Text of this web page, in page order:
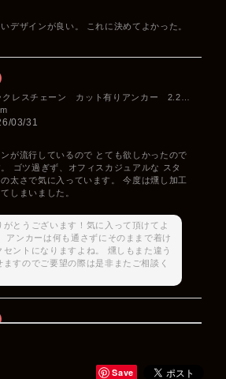
デザインが良い。 これに決めてよかった。
03/31
が流行しているので とても欲しかったので
ゴツ過ぎず、オフィスカジュアルな スタ
太さで気に入っています。 今度は燻し加工
しまいました。
がとうございます！気に入って頂けてよ
アンカーは何も通さずにそのままで着け
セントになりますよね。 燻しもまた違う
ますのでご要望の際は是非またご相談く
Save